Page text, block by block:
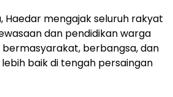
Haedar mengajak seluruh rakyat
dan pendidikan warga
berbangsa, dan
baik di tengah persaingan